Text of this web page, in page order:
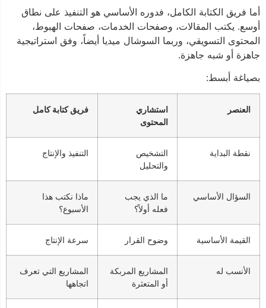
أما فريق الكتابة الكامل، فدوره الأساسي هو التنفيذ على نطاق
أوسع. يكتب المقالات، وصفحات الخدمات، صفحات الهبوط،
المحتوى التسويقي، وربما السوشال ميديا أيضاً، وفق استراتيجية
جاهزة أو شبه جاهزة.
بصياغة أبسط:
العنصر
استشاري
المحتوى
فريق كتابة كامل
نقطة البداية
التشخيص
والتحليل
التنفيذ والإنتاج
السؤال الأساسي
ما الذي يجب
فعله أولاً؟
ماذا نكتب هذا
الأسبوع؟
القيمة الأساسية وضوح القرار سرعة الإنتاج
الأنسب له
المشاريع المربكة
أو المتعثرة
المشاريع التي تعرف
اتجاهها